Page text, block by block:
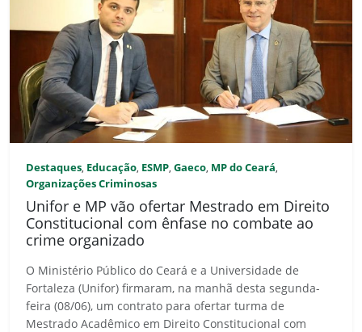
Destaques, Educação, ESMP, Gaeco, MP do Ceará,
Organizações Criminosas
Unifor e MP vão ofertar Mestrado em Direito
Constitucional com ênfase no combate ao
crime organizado
O Ministério Público do Ceará e a Universidade de
Fortaleza (Unifor) firmaram, na manhã desta segunda-
feira (08/06), um contrato para ofertar turma de
Mestrado Acadêmico em Direito Constitucional com